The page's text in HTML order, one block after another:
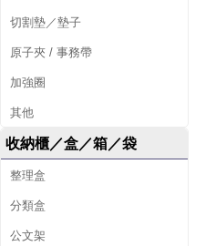
切割墊／墊子
原子夾 / 事務帶
加強圈
其他
收納櫃／盒／箱／袋
整理盒
分類盒
公文架